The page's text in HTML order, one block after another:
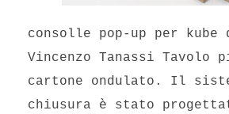
consolle pop-up per kube
Vincenzo Tanassi Tavolo
cartone ondulato. Il
chiusura è stato